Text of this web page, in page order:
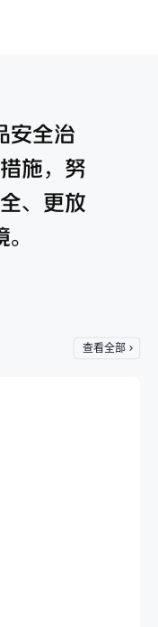
安全治
施，努
、更放
查看全部